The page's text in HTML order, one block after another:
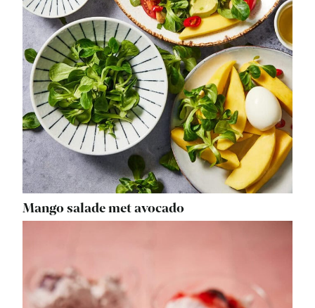
Mango salade met avocado